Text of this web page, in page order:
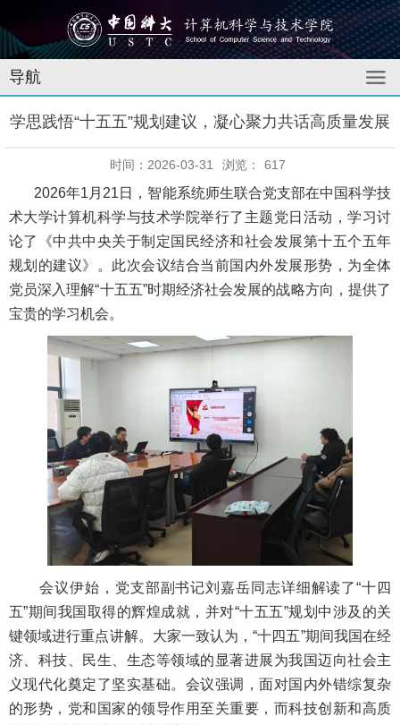
导航
学思践悟“十五五”规划建议，凝心聚力共话高质量发展
时间：2026-03-31 浏览： 617
2026年1月21日，智能系统师生联合党支部在中国科学技
术大学计算机科学与技术学院举行了主题党日活动，学习讨
论了《中共中央关于制定国民经济和社会发展第十五个五年
规划的建议》。此次会议结合当前国内外发展形势，为全体
党员深入理解“十五五”时期经济社会发展的战略方向，提供了
宝贵的学习机会。
会议伊始，党支部副书记刘嘉岳同志详细解读了“十四
五”期间我国取得的辉煌成就，并对“十五五”规划中涉及的关
键领域进行重点讲解。大家一致认为，“十四五”期间我国在经
济、科技、民生、生态等领域的显著进展为我国迈向社会主
义现代化奠定了坚实基础。会议强调，面对国内外错综复杂
的形势，党和国家的领导作用至关重要，而科技创新和高质